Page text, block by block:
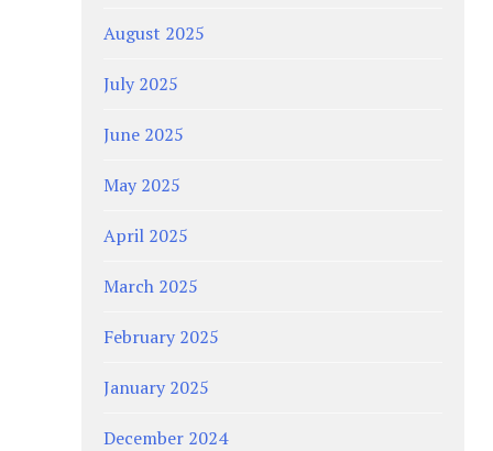
August 2025
July 2025
June 2025
May 2025
April 2025
March 2025
February 2025
January 2025
December 2024